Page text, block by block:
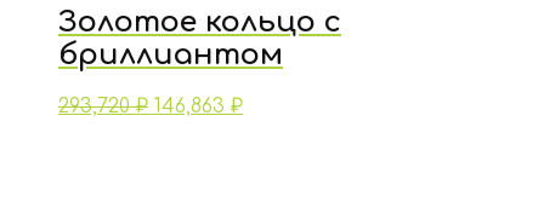
Золотое кольцо с
бриллиантом
293,720₽ 146,863 ₽